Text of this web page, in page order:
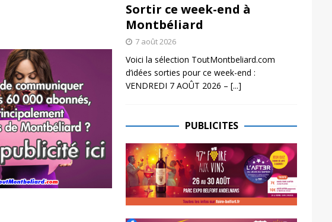
Sortir ce week-end à
Montbéliard
7 août 2026
Voici la sélection ToutMontbeliard.com
d’idées sorties pour ce week-end :
VENDREDI 7 AOÛT 2026 – [...]
PUBLICITES